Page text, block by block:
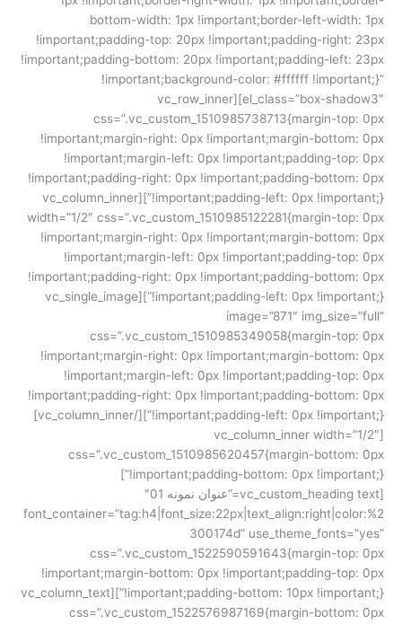
bottom-width: 1px !important;border-left-width: 1px
!important;padding-top: 20px !important;padding-right: 23px
!important;padding-bottom: 20px !important;padding-left: 23px
!important;background-color: #ffffff !important;}”
el_class=”box-shadow3″][vc_row_inner
css=”.vc_custom_1510985738713{margin-top: 0px
!important;margin-right: 0px !important;margin-bottom: 0px
!important;margin-left: 0px !important;padding-top: 0px
!important;padding-right: 0px !important;padding-bottom: 0px
!important;padding-left: 0px !important;}”][vc_column_inner
width=”1/2″ css=”.vc_custom_1510985122281{margin-top: 0px
!important;margin-right: 0px !important;margin-bottom: 0px
!important;margin-left: 0px !important;padding-top: 0px
!important;padding-right: 0px !important;padding-bottom: 0px
!important;padding-left: 0px !important;}”][vc_single_image
image=”871″ img_size=”full”
css=”.vc_custom_1510985349058{margin-top: 0px
!important;margin-right: 0px !important;margin-bottom: 0px
!important;margin-left: 0px !important;padding-top: 0px
!important;padding-right: 0px !important;padding-bottom: 0px
!important;padding-left: 0px !important;}”][/vc_column_inner]
[vc_column_inner width=”1/2″
css=”.vc_custom_1510985620457{margin-bottom: 0px
!important;padding-bottom: 0px !important;}”]
[vc_custom_heading text=”عنوان نمونه 01″
font_container=”tag:h4|font_size:22px|text_align:right|color:%2
300174d” use_theme_fonts=”yes”
css=”.vc_custom_1522590591643{margin-top: 0px
!important;margin-bottom: 0px !important;padding-top: 0px
!important;padding-bottom: 10px !important;}”][vc_column_text
css=”.vc_custom_1522576987169{margin-bottom: 0px